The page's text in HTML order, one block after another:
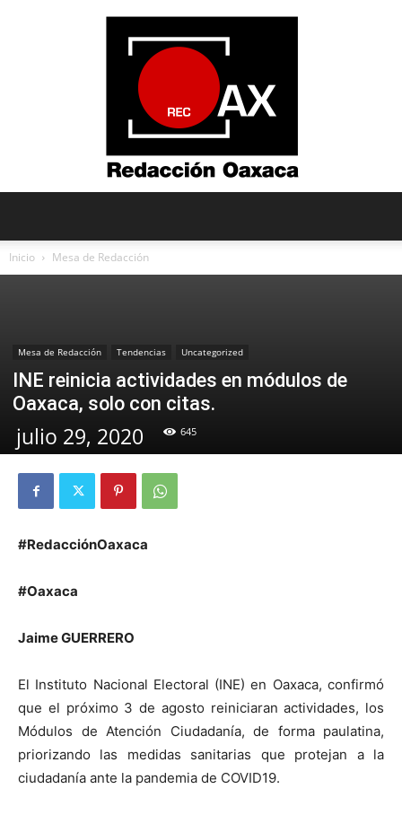
Inicio Mesa de Redacción
Mesa de Redacción Tendencias Uncategorized
INE reinicia actividades en módulos de
Oaxaca, solo con citas.
julio 29, 2020 645
#RedacciónOaxaca
#Oaxaca
Jaime GUERRERO
El Instituto Nacional Electoral (INE) en Oaxaca, confirmó
que el próximo 3 de agosto reiniciaran actividades, los
Módulos de Atención Ciudadanía, de forma paulatina,
priorizando las medidas sanitarias que protejan a la
ciudadanía ante la pandemia de COVID19.